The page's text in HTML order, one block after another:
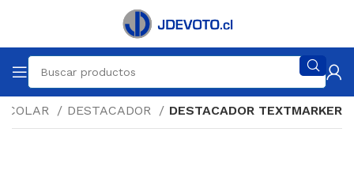
DESTACADOR DESTACADOR TEXTMARKER